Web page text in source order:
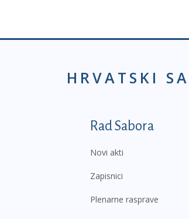
HRVATSKI
Podnožje
Rad Sabora
Novi akti
Zapisnici
Plenarne rasprave